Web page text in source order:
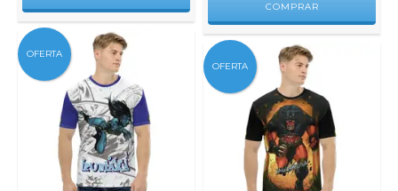
COMPRAR
OFERTA
OFERTA